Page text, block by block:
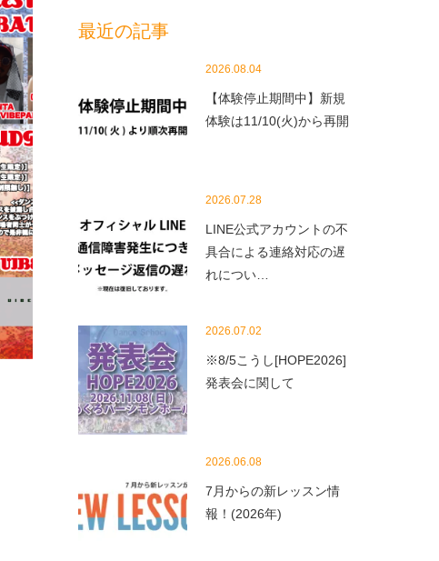
最近の記事
2026.08.04
【体験停止期間中】新規
体験は11/10(火)から再開
2026.07.28
LINE公式アカウントの不
具合による連絡対応の遅
れについ…
2026.07.02
※8/5こうし[HOPE2026]
発表会に関して
2026.06.08
7月からの新レッスン情
報！(2026年)